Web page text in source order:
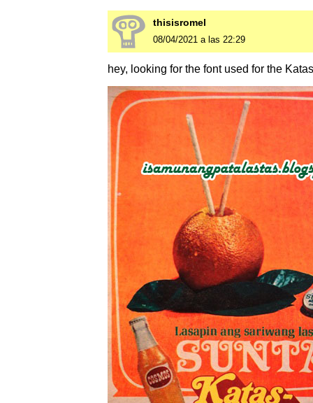
thisisromel
08/04/2021 a las 22:29
hey, looking for the font used for the